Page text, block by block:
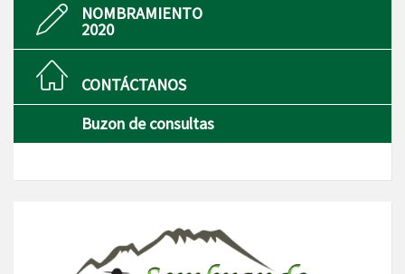
NOMBRAMIENTO
2020
CONTÁCTANOS
Buzon de consultas